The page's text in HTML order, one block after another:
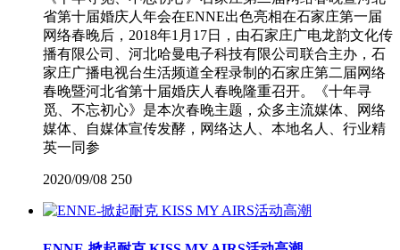
省第十届婚庆人年会在ENNE出色亮相在石家庄第一届
网络春晚后，2018年1月17日，由石家庄广电龙韵文化传
播有限公司、河北哈曼电子科技有限公司联合主办，石
家庄广播电视台生活频道全程录制的石家庄第二届网络
春晚暨河北省第十届婚庆人春晚隆重召开。《十年寻
觅、不忘初心》是本次春晚主题，众多主流媒体、网络
媒体、自媒体宣传发酵，网络达人、本地名人、行业精
英一同参
2020/09/08 250